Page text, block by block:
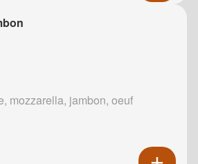
mozzarella, jambon, oeuf